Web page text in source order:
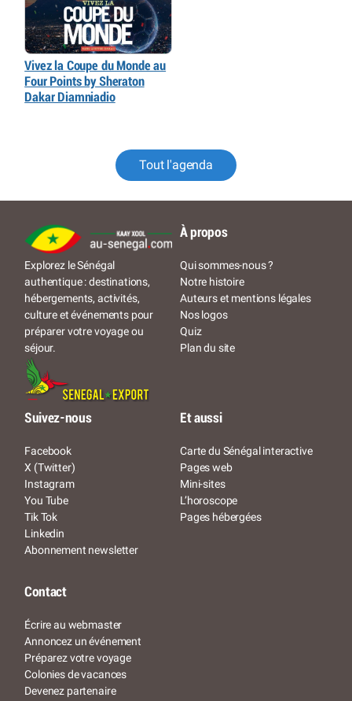
Vivez la Coupe du Monde au
Four Points by Sheraton
Dakar Diamniadio
Tout l'agenda
Explorez le Sénégal
authentique : destinations,
hébergements, activités,
culture et événements pour
préparer votre voyage ou
séjour.
À propos
Qui sommes-nous ?
Notre histoire
Auteurs et mentions légales
Nos logos
Quiz
Plan du site
Suivez-nous
Facebook
X (Twitter)
Instagram
You Tube
Tik Tok
Linkedin
Abonnement newsletter
Et aussi
Carte du Sénégal interactive
Pages web
Mini-sites
L’horoscope
Pages hébergées
Contact
Écrire au webmaster
Annoncez un événement
Préparez votre voyage
Colonies de vacances
Devenez partenaire